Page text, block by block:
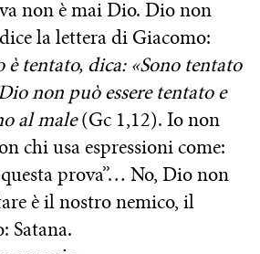
non è mai Dio. Dio non
la lettera di Giacomo:
è tentato, dica: «Sono tentato
non può essere tentato e
al male(Gc 1,12). Io non
chi usa espressioni come:
prova”… No, Dio non
è il nostro nemico, il
Satana.